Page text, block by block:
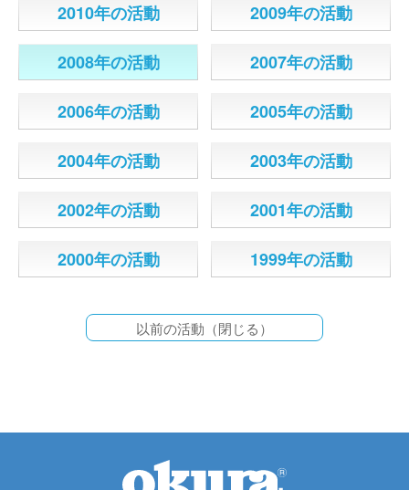
2010年の活動 2009年の活動
2008年の活動 2007年の活動
2006年の活動 2005年の活動
2004年の活動 2003年の活動
2002年の活動 2001年の活動
2000年の活動 1999年の活動
以前の活動（閉じる）